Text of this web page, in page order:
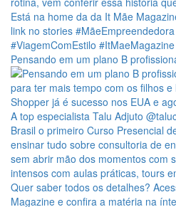
Pensando em um plano B